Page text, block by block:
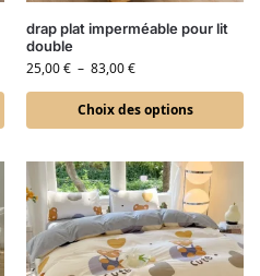
drap plat imperméable pour lit
double
25,00€ – 83,00€
Choix des options